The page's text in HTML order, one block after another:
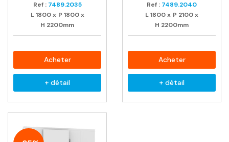
Ref : 7489.2035
L 1800 x P 1800 x
H 2200mm
Acheter
+ détail
Ref : 7489.2040
L1800x P 2100x
H 2200mm
Acheter
+ détail